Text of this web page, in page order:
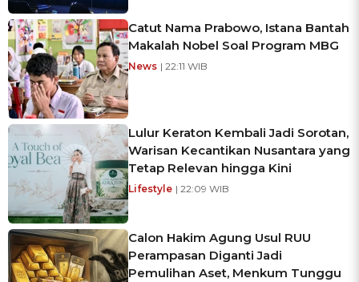
Catut Nama Prabowo, Istana Bantah
Makalah Nobel Soal Program MBG
News | 22:11 WIB
Lulur Keraton Kembali Jadi Sorotan,
Warisan Kecantikan Nusantara yang
Tetap Relevan hingga Kini
Lifestyle | 22:09 WIB
Calon Hakim Agung Usul RUU
Perampasan Diganti Jadi
Pemulihan Aset, Menkum Tunggu